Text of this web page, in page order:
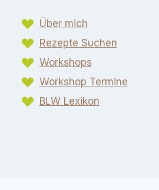
Über mich
Rezepte Suchen
Workshops
Workshop Termine
BLW Lexikon​